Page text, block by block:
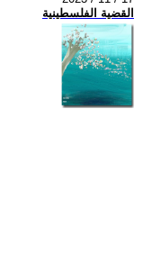
القضية الفلسطينية